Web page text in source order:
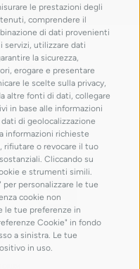
le prestazioni degli
comprendere il
di dati provenienti
servizi, utilizzare dati
la sicurezza,
erogare e presentare
le scelte sulla privacy,
altre fonti di dati, collegare
in base alle informazioni
di geolocalizzazione
informazioni richieste
rifiutare o revocare il tuo
Cliccando su
e strumenti simili.
personalizzare le tue
cookie non
le tue preferenze in
Cookie" in fondo
a sinistra. Le tue
in uso.
di